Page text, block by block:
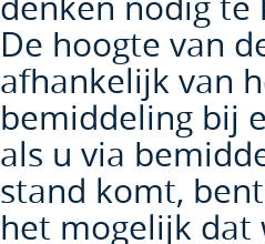
De hoogte van
afhankelijk van
bemiddeling bij
als u via
stand komt,
het mogelijk dat